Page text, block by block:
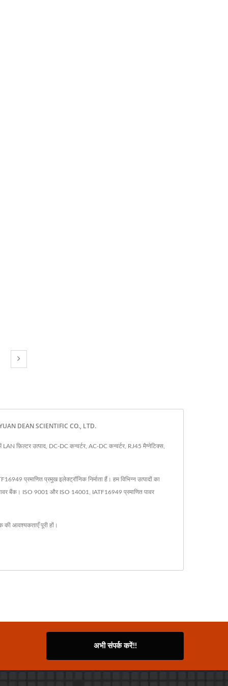
DEAN SCIENTIFIC CO., LTD.
फ़िल्टर उत्पाद, DC-DC कन्वर्टर, AC-DC कन्वर्टर, RJ45 मैग्नेटिक्स,
प्रमाणित प्रमुख इलेक्ट्रॉनिक निर्माता हैं। हम विभिन्न उत्पादों का
बैंक। ISO 9001 और ISO 14001, IATF16949 प्रमाणित पावर
की आवश्यकताएँ पूरी हों।
अभी संपर्क करें!!